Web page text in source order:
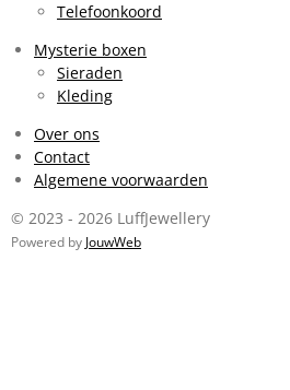
Telefoonkoord
Mysterie boxen
Sieraden
Kleding
Over ons
Contact
Algemene voorwaarden
© 2023 - 2026 LuffJewellery
Powered by JouwWeb